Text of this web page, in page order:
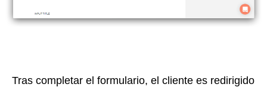
Tras completar el formulario, el cliente es redirigido